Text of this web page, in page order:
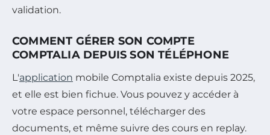
validation.
COMMENT GÉRER SON COMPTE
COMPTALIA DEPUIS SON TÉLÉPHONE
L'application mobile Comptalia existe depuis 2025,
et elle est bien fichue. Vous pouvez y accéder à
votre espace personnel, télécharger des
documents, et même suivre des cours en replay.